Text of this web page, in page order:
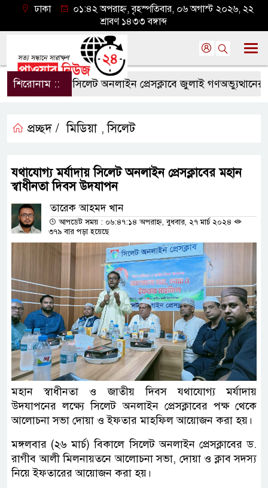
ঢাকা
০১:৪২ অপরাহ্ন, বৃহস্পতিবার, ০৬ অগাস্ট ২০২৬, ২২
শ্রাবণ ১৪৩৩ বঙ্গাব্দ
শিরোনাম ::সিলেট অনলাইন প্রেসক্লাবে জুলাই গণঅভ্যুত্থানের
প্রচ্ছদ / মিডিয়া ,সিলেট
যথাযোগ্য মর্যাদায় সিলেট অনলাইন প্রেসক্লাবের মহান
স্বাধীনতা দিবস উদযাপন
তারেক আহমদ খান
আপডেট সময় : ০৬:৪৭:১৪ অপরাহ্ন, বুধবার, ২৭ মার্চ ২০২৪
৩৭৯ বার পড়া হয়েছে
মহান স্বাধীনতা ও জাতীয় দিবস যথাযোগ্য মর্যাদায়
উদযাপনের লক্ষ্যে সিলেট অনলাইন প্রেসক্লাবের পক্ষ থেকে
আলোচনা সভা দোয়া ও ইফতার মাহফিল আয়োজন করা হয়।
মঙ্গলবার (২৬ মার্চ) বিকালে সিলেট অনলাইন প্রেসক্লাবের ড.
রাগীব আলী মিলনায়তনে আলোচনা সভা, দোয়া ও ক্লাব সদস্য
নিয়ে ইফতারের আয়োজন করা হয়।